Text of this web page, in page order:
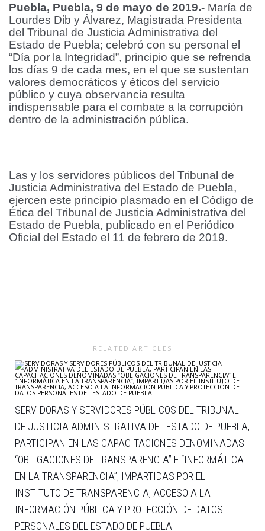
Puebla, Puebla, 9 de mayo de 2019.- María de
Lourdes Dib y Álvarez, Magistrada Presidenta
del Tribunal de Justicia Administrativa del
Estado de Puebla; celebró con su personal el
“Día por la Integridad”, principio que se refrenda
los días 9 de cada mes, en el que se sustentan
valores democráticos y éticos del servicio
público y cuya observancia resulta
indispensable para el combate a la corrupción
dentro de la administración pública.
Las y los servidores públicos del Tribunal de
Justicia Administrativa del Estado de Puebla,
ejercen este principio plasmado en el Código de
Ética del Tribunal de Justicia Administrativa del
Estado de Puebla, publicado en el Periódico
Oficial del Estado el 11 de febrero de 2019.
RELATED ARTICLES
SERVIDORAS Y SERVIDORES PÚBLICOS DEL TRIBUNAL
DE JUSTICIA ADMINISTRATIVA DEL ESTADO DE PUEBLA,
PARTICIPAN EN LAS CAPACITACIONES DENOMINADAS
“OBLIGACIONES DE TRANSPARENCIA” E “INFORMÁTICA
EN LA TRANSPARENCIA”, IMPARTIDAS POR EL
INSTITUTO DE TRANSPARENCIA, ACCESO A LA
INFORMACIÓN PÚBLICA Y PROTECCIÓN DE DATOS
PERSONALES DEL ESTADO DE PUEBLA.